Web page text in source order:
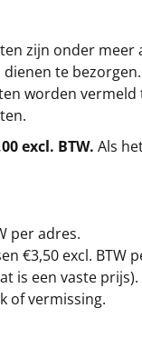
zijn onder
te
worden
excl. BTW. Als
per adres.
€3,50 excl. BTW
is een vaste prijs).
of vermissing.